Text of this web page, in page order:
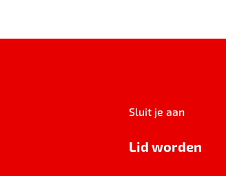
Sluit je aan
Lid worden